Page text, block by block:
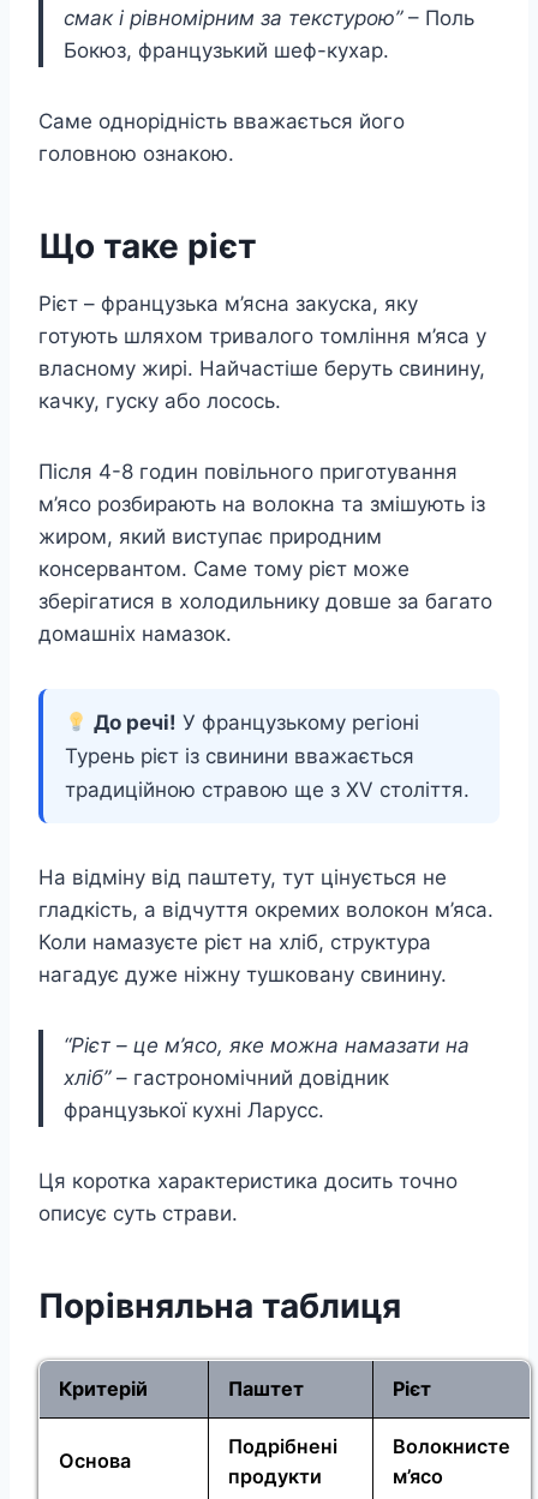
смак і рівномірним за текстурою”– Поль
Бокюз, французький шеф-кухар.
Саме однорідність вважається його
головною ознакою.
Що таке рієт
Рієт – французька м’ясна закуска, яку
готують шляхом тривалого томління м’яса у
власному жирі. Найчастіше беруть свинину,
качку, гуску або лосось.
Після 4-8 годин повільного приготування
м’ясо розбирають на волокна та змішують із
жиром, який виступає природним
консервантом. Саме тому рієт може
зберігатися в холодильнику довше за багато
домашніх намазок.
До речі! У французькому регіоні
Турень рієт із свинини вважається
традиційною стравою ще з XV століття.
На відміну від паштету, тут цінується не
гладкість, а відчуття окремих волокон м’яса.
Коли намазуєте рієт на хліб, структура
нагадує дуже ніжну тушковану свинину.
“Рієт – це м’ясо, яке можна намазати на
хліб”– гастрономічний довідник
французької кухні Ларусс.
Ця коротка характеристика досить точно
описує суть страви.
Порівняльна таблиця
Критерій Паштет Рієт
Основа
Подрібнені
продукти
Волокнисте
м’ясо